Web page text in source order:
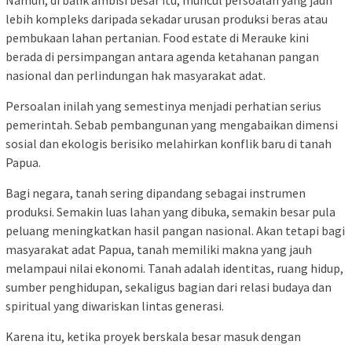
lebih kompleks daripada sekadar urusan produksi beras atau
pembukaan lahan pertanian. Food estate di Merauke kini
berada di persimpangan antara agenda ketahanan pangan
nasional dan perlindungan hak masyarakat adat.
Persoalan inilah yang semestinya menjadi perhatian serius
pemerintah. Sebab pembangunan yang mengabaikan dimensi
sosial dan ekologis berisiko melahirkan konflik baru di tanah
Papua.
Bagi negara, tanah sering dipandang sebagai instrumen
produksi. Semakin luas lahan yang dibuka, semakin besar pula
peluang meningkatkan hasil pangan nasional. Akan tetapi bagi
masyarakat adat Papua, tanah memiliki makna yang jauh
melampaui nilai ekonomi. Tanah adalah identitas, ruang hidup,
sumber penghidupan, sekaligus bagian dari relasi budaya dan
spiritual yang diwariskan lintas generasi.
Karena itu, ketika proyek berskala besar masuk dengan